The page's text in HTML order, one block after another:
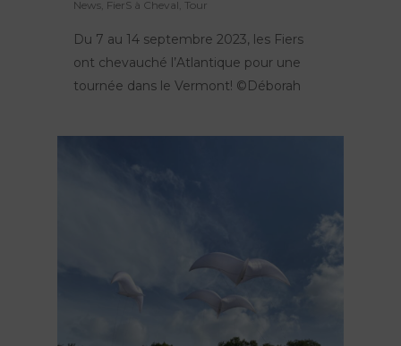
News FierS à Cheval ,Tour
Du 7 au 14 septembre 2023, les Fiers
ont chevauché l’Atlantique pour une
tournée dans le Vermont! ©Déborah